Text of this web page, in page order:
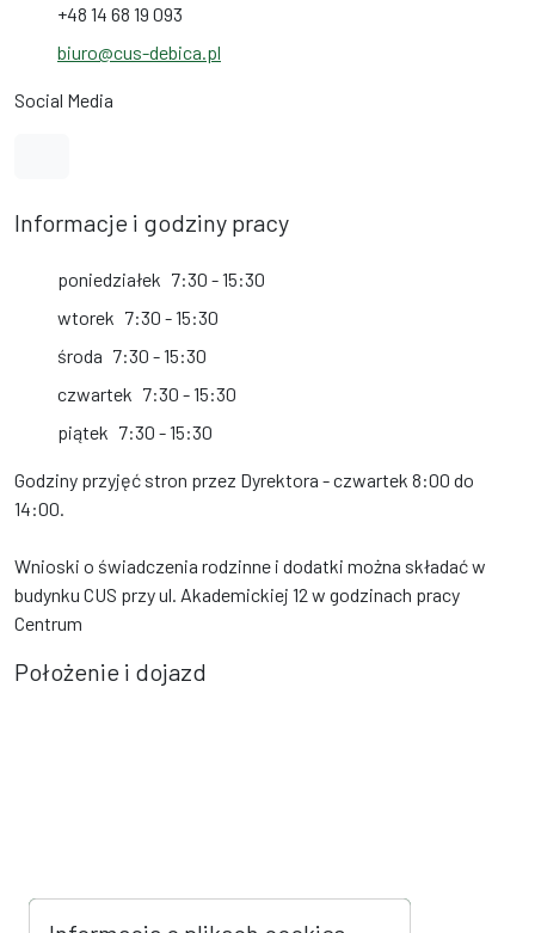
+48 14 68 19 093
biuro@cus-debica.pl
Social Media
Informacje i godziny pracy
poniedziałek 7:30 - 15:30
wtorek 7:30 - 15:30
środa 7:30 - 15:30
czwartek 7:30 - 15:30
piątek 7:30 - 15:30
Godziny przyjęć stron przez Dyrektora - czwartek 8:00 do
14:00.
Wnioski o świadczenia rodzinne i dodatki można składać w
budynku CUS przy ul. Akademickiej 12 w godzinach pracy
Centrum
Położenie i dojazd